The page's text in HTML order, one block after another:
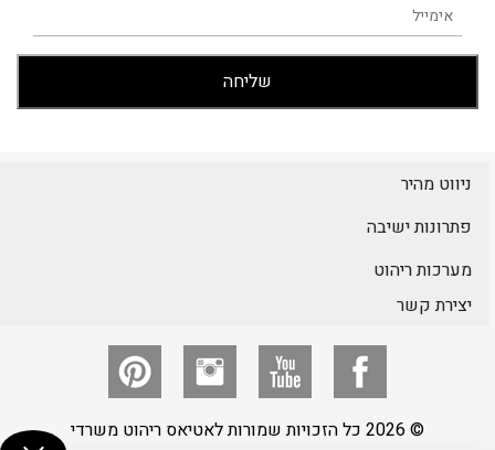
ניווט מהיר
פתרונות ישיבה
מערכות ריהוט
יצירת קשר
© 2026 כל הזכויות שמורות לאטיאס ריהוט משרדי